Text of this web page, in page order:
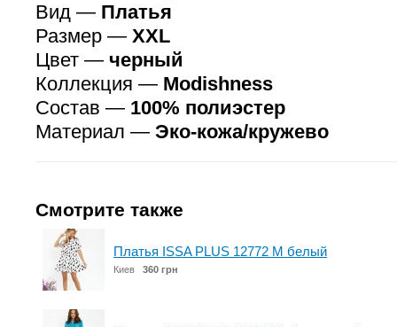
Вид — Платья
Размер — XXL
Цвет — черный
Коллекция — Modishness
Состав — 100% полиэстер
Материал — Эко-кожа/кружево
Смотрите также
Платья ISSA PLUS 12772 M белый
Киев 360 грн